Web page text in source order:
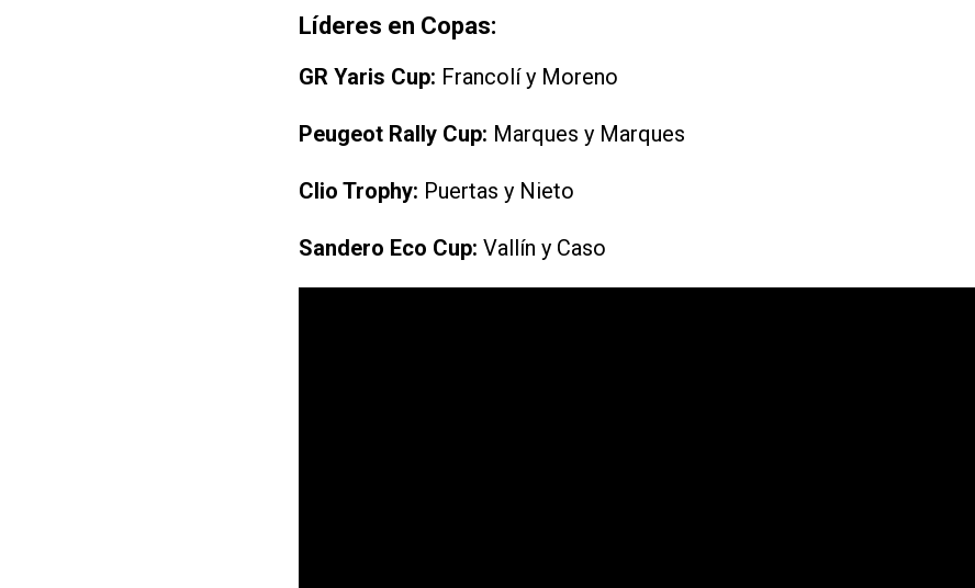
Líderes en Copas:
GR Yaris Cup: Francolí y Moreno
Peugeot Rally Cup: Marques y Marques
Clio Trophy: Puertas y Nieto
Sandero Eco Cup: Vallín y Caso